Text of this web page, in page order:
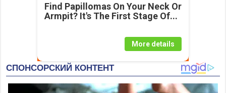
Find Papillomas On Your Neck Or
Armpit? It's The First Stage Of...
More details